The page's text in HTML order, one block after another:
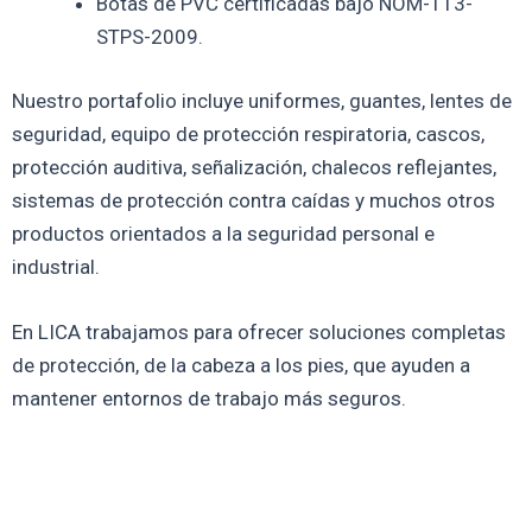
STPS-2009.
Nuestro portafolio incluye uniformes, guantes, lentes de
seguridad, equipo de protección respiratoria, cascos,
protección auditiva, señalización, chalecos reflejantes,
sistemas de protección contra caídas y muchos otros
productos orientados a la seguridad personal e
industrial.
En LICA trabajamos para ofrecer soluciones completas
de protección, de la cabeza a los pies, que ayuden a
mantener entornos de trabajo más seguros.